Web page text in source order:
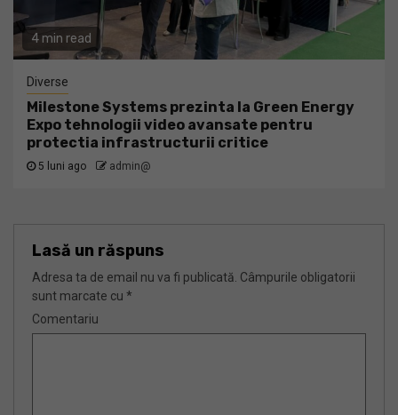
4 min read
Diverse
Milestone Systems prezinta la Green Energy
Expo tehnologii video avansate pentru
protectia infrastructurii critice
5 luni ago admin@
Lasă un răspuns
Adresa ta de email nu va fi publicată. Câmpurile obligatorii
sunt marcate cu *
Comentariu